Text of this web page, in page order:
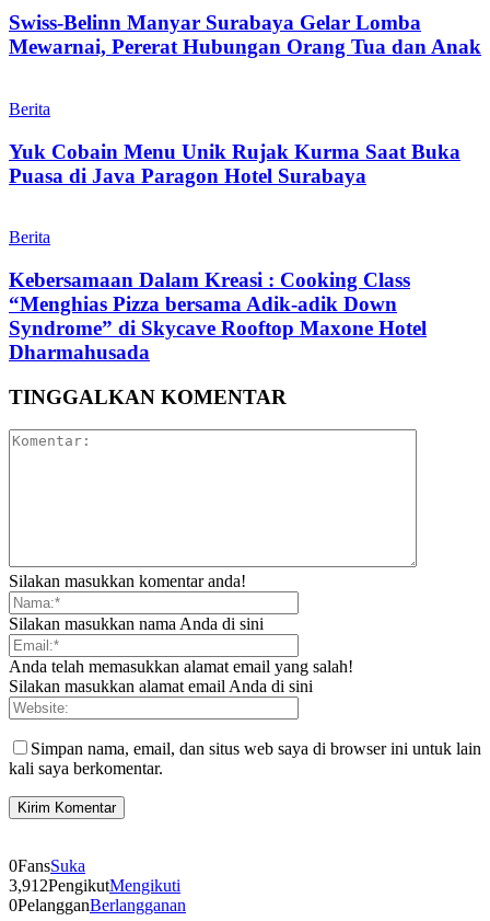
Swiss-Belinn Manyar Surabaya Gelar Lomba
Mewarnai, Pererat Hubungan Orang Tua dan Anak
Berita
Yuk Cobain Menu Unik Rujak Kurma Saat Buka
Puasa di Java Paragon Hotel Surabaya
Berita
Kebersamaan Dalam Kreasi : Cooking Class
“Menghias Pizza bersama Adik-adik Down
Syndrome” di Skycave Rooftop Maxone Hotel
Dharmahusada
TINGGALKAN KOMENTAR
Silakan masukkan komentar anda!
Silakan masukkan nama Anda di sini
Anda telah memasukkan alamat email yang salah!
Silakan masukkan alamat email Anda di sini
Simpan nama, email, dan situs web saya di browser ini untuk lain
kali saya berkomentar.
0FansSuka
3,912PengikutMengikuti
0PelangganBerlangganan